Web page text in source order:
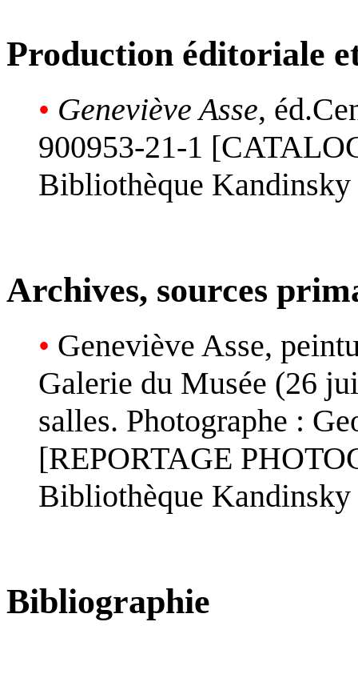
Production éditoriale
• Geneviève Asse,
900953-21-1
Bibliothèque
Archives, sources
• Geneviève Asse,
Galerie du Musée (26
salles. Photographe :
[REPORTAGE
Bibliothèque
Bibliographie